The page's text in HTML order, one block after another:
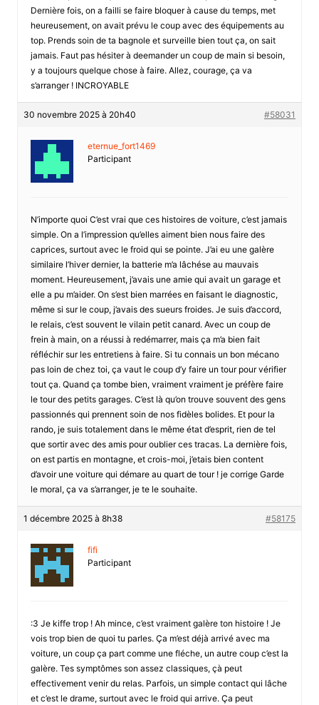
Dernière fois, on a failli se faire bloquer à cause du temps, met
heureusement, on avait prévu le coup avec des équipements au
top. Prends soin de ta bagnole et surveille bien tout ça, on sait
jamais. Faut pas hésiter à deemander un coup de main si besoin,
y a toujours quelque chose à faire. Allez, courage, ça va
s’arranger ! INCROYABLE
30 novembre 2025 à 20h40 #58031
eternue_fort1469
Participant
N’importe quoi C’est vrai que ces histoires de voiture, c’est jamais
simple. On a l’impression qu’elles aiment bien nous faire des
caprices, surtout avec le froid qui se pointe. J’ai eu une galère
similaire l’hiver dernier, la batterie m’a lâchése au mauvais
moment. Heureusement, j’avais une amie qui avait un garage et
elle a pu m’aider. On s’est bien marrées en faisant le diagnostic,
même si sur le coup, j’avais des sueurs froides. Je suis d’accord,
le relais, c’est souvent le vilain petit canard. Avec un coup de
frein à main, on a réussi à redémarrer, mais ça m’a bien fait
réfléchir sur les entretiens à faire. Si tu connais un bon mécano
pas loin de chez toi, ça vaut le coup d’y faire un tour pour vérifier
tout ça. Quand ça tombe bien, vraiment vraiment je préfère faire
le tour des petits garages. C’est là qu’on trouve souvent des gens
passionnés qui prennent soin de nos fidèles bolides. Et pour la
rando, je suis totalement dans le même état d’esprit, rien de tel
que sortir avec des amis pour oublier ces tracas. La dernière fois,
on est partis en montagne, et crois-moi, j’etais bien content
d’avoir une voiture qui démare au quart de tour ! je corrige Garde
le moral, ça va s’arranger, je te le souhaite.
1 décembre 2025 à 8h38 #58175
fifi
Participant
:3 Je kiffe trop ! Ah mince, c’est vraiment galère ton histoire ! Je
vois trop bien de quoi tu parles. Ça m’est déjà arrivé avec ma
voiture, un coup ça part comme une fléche, un autre coup c’est la
galère. Tes symptômes son assez classiques, çà peut
effectivement venir du relas. Parfois, un simple contact qui lâche
et c’est le drame, surtout avec le froid qui arrive. Ça peut